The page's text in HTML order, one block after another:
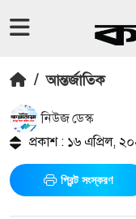
/ আন্তর্জাতিক
নিউজ ডেস্ক
প্রকাশ : ১৬ এপ্রিল,
প্রিন্ট সংস্করণ